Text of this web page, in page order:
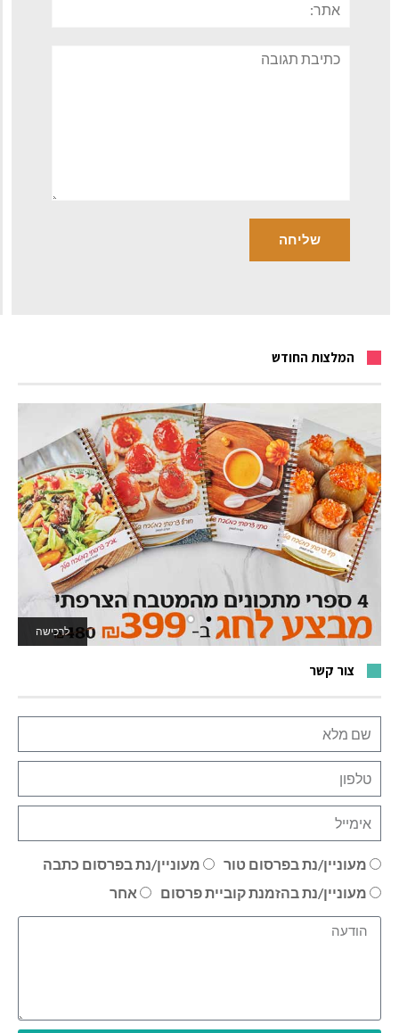
תגובה
המלצות החודש
לרכישה
לאתר המשחקים
צור קשר
מעוניין/נת בפרסום טור
מעוניין/נת בפרסום כתבה
מעוניין/נת בהזמנת קוביית פרסום
אחר